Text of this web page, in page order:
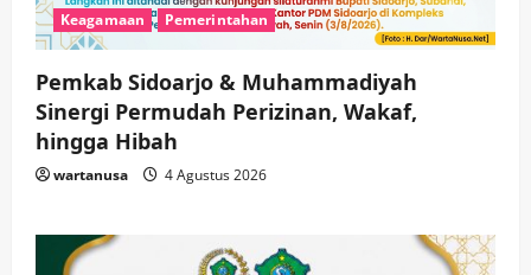
Keagamaan Pemerintahan
Pemkab Sidoarjo & Muhammadiyah
Sinergi Permudah Perizinan, Wakaf,
hingga Hibah
wartanusa 4 Agustus 2026